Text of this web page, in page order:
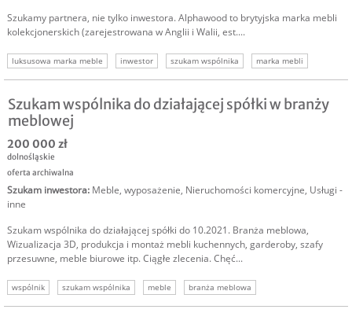
Szukamy partnera, nie tylko inwestora. Alphawood to brytyjska marka mebli
kolekcjonerskich (zarejestrowana w Anglii i Walii, est....
luksusowa marka meble inwestor szukam wspólnika
marka mebli
inwestor meble
Szukam wspólnika do działającej spółki w branży
meblowej
200 000 zł
dolnośląskie
oferta archiwalna
Szukam inwestora: Meble, wyposażenie, Nieruchomości komercyjne, Usługi -
inne
Szukam wspólnika do działającej spółki do 10.2021. Branża meblowa,
Wizualizacja 3D, produkcja i montaż mebli kuchennych, garderoby, szafy
przesuwne, meble biurowe itp. Ciągłe zlecenia. Chęć...
wspólnik szukam wspólnika meble
branża meblowa
inwestycja branża meblowa
inwestor branża meblowa szukam inwestora